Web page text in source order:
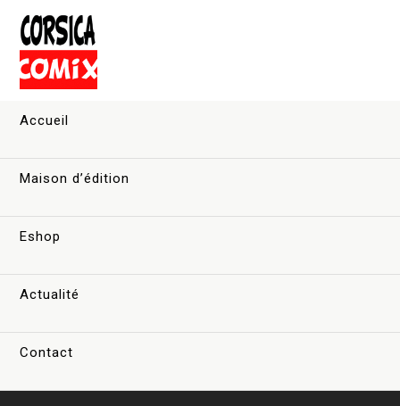
Accueil
Maison d’édition
Eshop
Actualité
Contact